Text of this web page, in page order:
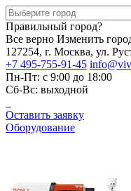
Правильный город?
Все верно Изменить
127254, г. Москва, ул.
+7 495-755-91-45
Пн-Пт: с 9:00 до 18:00
Сб-Вс: выходной
Оставить заявку
Оборудование